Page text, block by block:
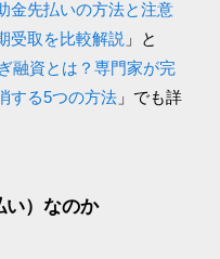
金先払いの方法と注意
受取を比較解説 」と
融資とは？専門家が完
する5つの方法 」でも詳
い）なのか